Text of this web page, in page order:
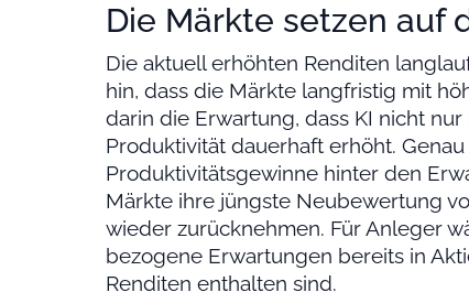
Die Märkte setzen auf
Die aktuell erhöhten Renditen
hin, dass die Märkte langfristig mit
darin die Erwartung, dass KI nicht
Produktivität dauerhaft erhöht.
Produktivitätsgewinne hinter den
Märkte ihre jüngste Neubewertung
wieder zurücknehmen. Für Anleger
bezogene Erwartungen bereits in
Renditen enthalten sind.